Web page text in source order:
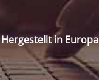
Hergestellt in Europa